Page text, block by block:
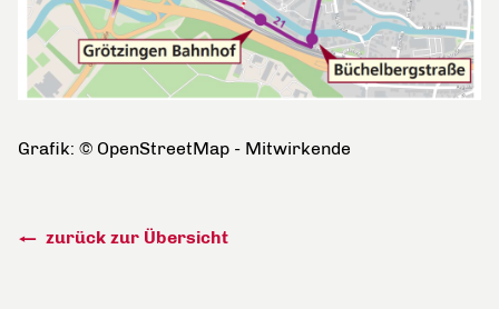
Grafik: © OpenStreetMap - Mitwirkende
zurück zur Übersicht